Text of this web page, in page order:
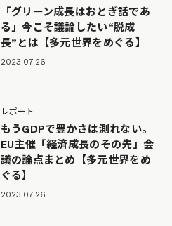
「グリーン成長はおとぎ話であ
る」今こそ議論したい“脱成
長”とは【多元世界をめぐる】
2023.07.26
レポート
もうGDPで豊かさは測れない。
EU主催「経済成長のその先」会
議の論点まとめ【多元世界をめ
ぐる】
2023.07.26